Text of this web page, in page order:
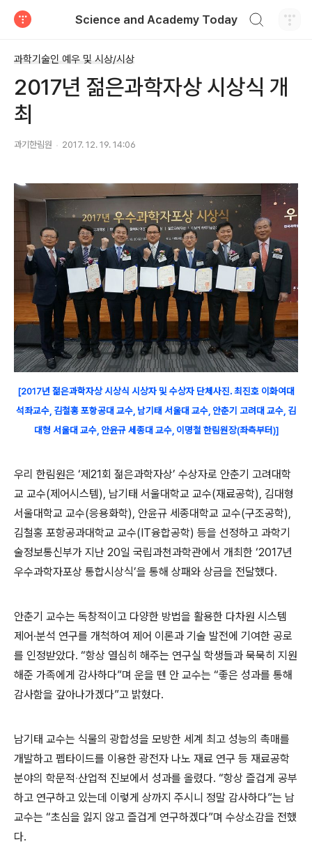
Science and Academy Today
과학기술인 예우 및 시상/시상
2017년 젊은과학자상 시상식 개
최
과기한림원 2017. 12. 19. 14:06
[2017년 젊은과학자상 시상식 시상자 및 수상자 단체사진. 최진호 이화여대
석좌교수, 김철홍 포항공대 교수, 남기태 서울대 교수, 안춘기 고려대 교수, 김
대형 서울대 교수, 안윤규 세종대 교수, 이명철 한림원장(좌측부터)]
우리 한림원은 ‘제21회 젊은과학자상’ 수상자로 안춘기 고려대학
교 교수(제어시스템), 남기태 서울대학교 교수(재료공학), 김대형
서울대학교 교수(응용화학), 안윤규 세종대학교 교수(구조공학),
김철홍 포항공과대학교 교수(IT융합공학) 등을 선정하고 과학기
술정보통신부가 지난 20일 국립과천과학관에서 개최한 ‘2017년
우수과학자포상 통합시상식’을 통해 상패와 상금을 전달했다.
안춘기 교수는 독창적이고 다양한 방법을 활용한 다차원 시스템
제어·분석 연구를 개척하여 제어 이론과 기술 발전에 기여한 공로
를 인정받았다. “항상 열심히 해주는 연구실 학생들과 묵묵히 지원
해준 가족에게 감사하다”며 운을 뗀 안 교수는 “좋은 성과를 통해
감사함을 갚아나가겠다”고 밝혔다.
남기태 교수는 식물의 광합성을 모방한 세계 최고 성능의 촉매를
개발하고 펩타이드를 이용한 광전자 나노 재료 연구 등 재료공학
분야의 학문적‧산업적 진보에서 성과를 올렸다. “항상 즐겁게 공부
하고 연구하고 있는데 이렇게 상까지 주시니 정말 감사하다”는 남
교수는 “초심을 잃지 않고 즐겁게 연구하겠다”며 수상소감을 전했
다.